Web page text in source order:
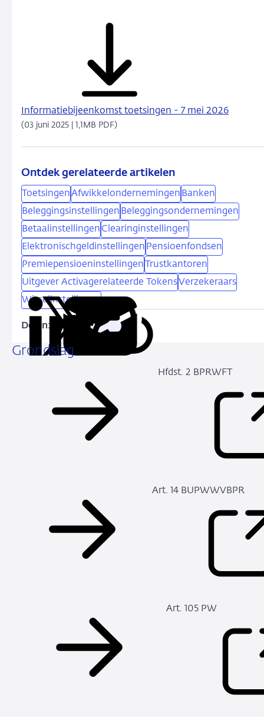
Informatiebijeenkomst toetsingen - 7 mei 2026
(03 juni 2025 | 1,1MB PDF)
Ontdek gerelateerde artikelen
ToetsingenAfwikkelondernemingen Banken
Beleggingsinstellingen Beleggingsondernemingen
Betaalinstellingen Clearinginstellingen
Elektronischgeldinstellingen Pensioenfondsen
Premiepensioeninstellingen
Trustkantoren
Uitgever Activagerelateerde TokensVerzekeraars
Wisselinstellingen
Delen:
Deel
via
LinkedIn
via
X
DeelDeelKopieer
Grondslag
Hfdst. 2 BPRWFT
Art. 14 BUPWWVBPR
Art. 105 PW